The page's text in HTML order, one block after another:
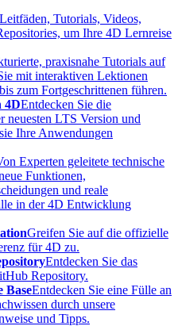
Tutorials, Videos,
um Ihre 4D Lernreise
praxisnahe Tutorials auf
mit interaktiven Lektionen
zum Fortgeschrittenen führen.
4DEntdecken Sie die
neuesten LTS Version und
Ihre Anwendungen
Experten geleitete technische
Funktionen,
und reale
in der 4D Entwicklung
Greifen Sie auf die offizielle
für 4D zu.
Entdecken Sie das
Repository.
BaseEntdecken Sie eine Fülle an
durch unsere
und Tipps.